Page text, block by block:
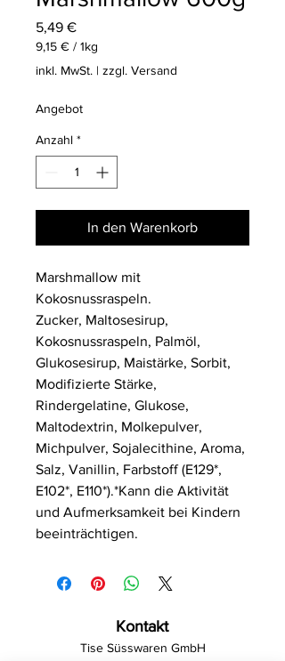
5,49 €Preis
9,15 € / 1kg
9,15 €
Kilogramm
inkl. MwSt. | zzgl. Versand
Angebot
Anzahl *
In den Warenkorb
Marshmallow mit
Kokosnussraspeln.
Zucker, Maltosesirup,
Kokosnussraspeln, Palmöl,
Glukosesirup, Maistärke, Sorbit,
Modifizierte Stärke,
Rindergelatine, Glukose,
Maltodextrin, Molkepulver,
Michpulver, Sojalecithine, Aroma,
Salz, Vanillin, Farbstoff (E129*,
E102*, E110*).*Kann die Aktivität
und Aufmerksamkeit bei Kindern
beeinträchtigen.
Kontakt
Tise Süsswaren GmbH